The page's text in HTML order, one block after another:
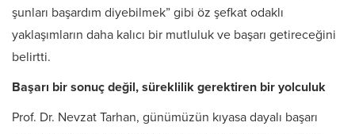
şunları başardım diyebilmek” gibi öz şefkat odaklı
yaklaşımların daha kalıcı bir mutluluk ve başarı getireceğini
belirtti.
Başarı bir sonuç değil, süreklilik gerektiren bir yolculuk
Prof. Dr. Nevzat Tarhan, günümüzün kıyasa dayalı başarı